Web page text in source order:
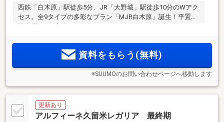
西鉄「白木原」駅徒歩5分、JR「大野城」駅徒歩10分のWアク
セス。全9タイプの多彩なプラン「MJR白木原」誕生！平置き
資料をもらう(無料)
※SUUMOのお問い合わせページへ移動します
更新あり
アルフィーネ久留米レガリア 最終期